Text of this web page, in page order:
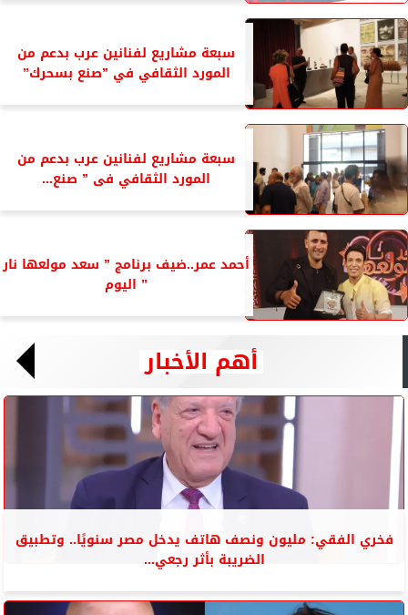
سبعة مشاريع لفنانين عرب بدعم من
المورد الثقافي في ”صنع بسحرك”
سبعة مشاريع لفنانين عرب بدعم من
المورد الثقافي فى ” صنع...
أحمد عمر..ضيف برنامج ” سعد مولعها نار
” اليوم
أهم الأخبار
فخري الفقي: مليون ونصف هاتف يدخل مصر سنويًا.. وتطبيق
الضريبة بأثر رجعي...